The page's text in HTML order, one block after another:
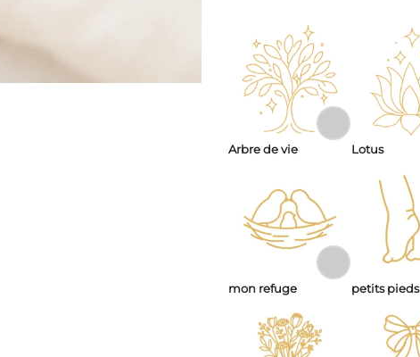
Arbre de vie Lotus
mon refuge petits pieds